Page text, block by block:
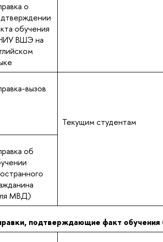
о
обучения
ВШЭ на
вызов
Текущим студентам
об
МВД)
подтверждающие факт